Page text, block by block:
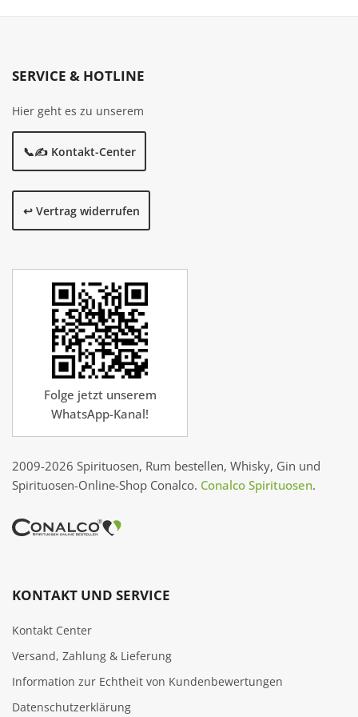
SERVICE & HOTLINE
Hier geht es zu unserem
📞✍️ Kontakt-Center
↩️ Vertrag widerrufen
Folge jetzt unserem
WhatsApp-Kanal!
2009-2026 Spirituosen, Rum bestellen, Whisky, Gin und
Spirituosen-Online-Shop Conalco. Conalco Spirituosen.
KONTAKT UND SERVICE
Kontakt Center
Versand, Zahlung & Lieferung
Information zur Echtheit von Kundenbewertungen
Datenschutzerklärung